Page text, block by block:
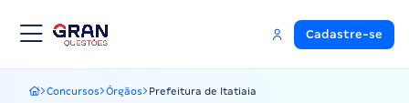
Cadastre-se
Gran Questões
Concursos Órgãos Prefeitura de Itatiaia